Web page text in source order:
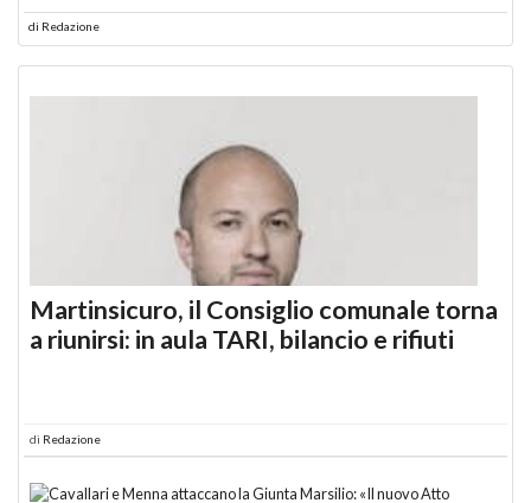
di Redazione
Martinsicuro, il Consiglio comunale torna
a riunirsi: in aula TARI, bilancio e rifiuti
di Redazione